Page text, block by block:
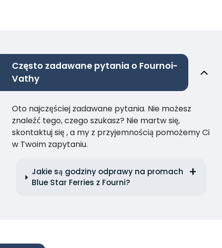
Często zadawane pytania o Fournoi-
Vathy
Oto najczęściej zadawane pytania. Nie możesz
znaleźć tego, czego szukasz? Nie martw się,
skontaktuj się , a my z przyjemnością pomożemy Ci
w Twoim zapytaniu.
Jakie są godziny odprawy na promach
Blue Star Ferries z Fourni?